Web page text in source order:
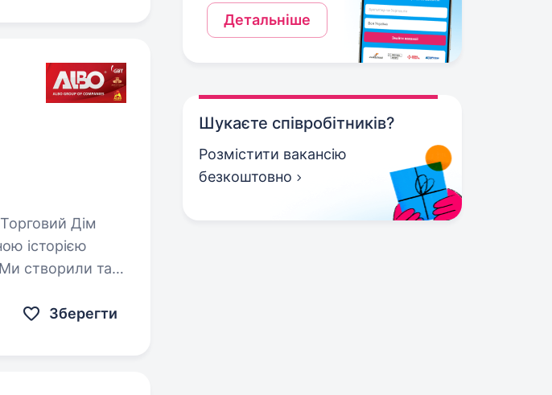
історією
створили такі
Зберегти
Детальніше
Шукаєте співробітників?
Розмістити вакансію
безкоштовно